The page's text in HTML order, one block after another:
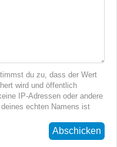
du zu, dass der Wert
wird und öffentlich
IP-Adressen oder andere
echten Namens ist
Abschicken